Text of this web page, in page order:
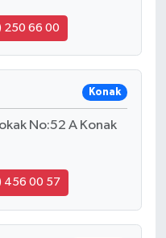
250 66 00
Konak
No:52 A Konak
456 00 57